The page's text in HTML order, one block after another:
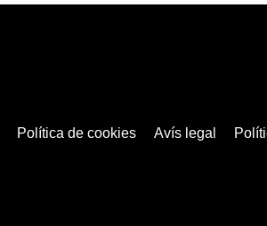
Política de cookies Avís legal